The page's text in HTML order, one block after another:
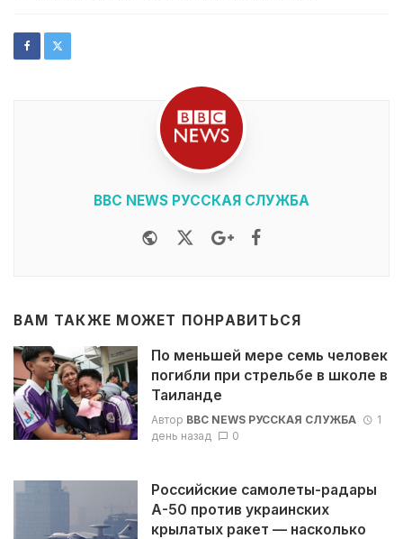
BBC NEWS РУССКАЯ СЛУЖБА
WebsiteTwitterGoogle+
ВАМ ТАКЖЕ МОЖЕТ ПОНРАВИТЬСЯ
По меньшей мере семь человек
погибли при стрельбе в школе в
Таиланде
Автор BBC NEWS РУССКАЯ СЛУЖБА
1
день назад
0
Российские самолеты-радары
А-50 против украинских
крылатых ракет — насколько